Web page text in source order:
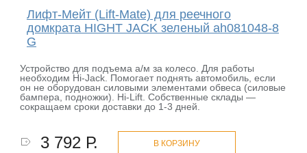
Лифт-Мейт (Lift-Mate) для реечного
домкрата HIGHT JACK зеленый ah081048-8
G
Устройство для подъема а/м за колесо. Для работы
необходим Hi-Jack. Помогает поднять автомобиль, если
он не оборудован силовыми элементами обвеса (силовые
бампера, подножки). Hi-Lift. Собственные склады —
сокращаем сроки доставки до 1-3 дней.
3 792 Р. В КОРЗИНУ